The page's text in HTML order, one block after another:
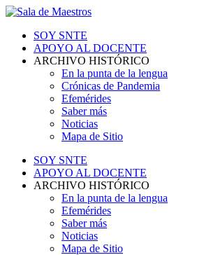
SOY SNTE
APOYO AL DOCENTE
ARCHIVO HISTÓRICO
En la punta de la lengua
Crónicas de Pandemia
Efemérides
Saber más
Noticias
Mapa de Sitio
SOY SNTE
APOYO AL DOCENTE
ARCHIVO HISTÓRICO
En la punta de la lengua
Efemérides
Saber más
Noticias
Mapa de Sitio